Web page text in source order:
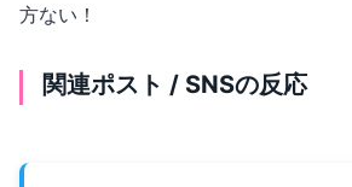
方ない！
関連ポスト / SNSの反応